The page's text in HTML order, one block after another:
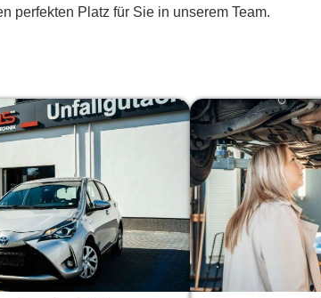
perfekten Platz für Sie in unserem Team.